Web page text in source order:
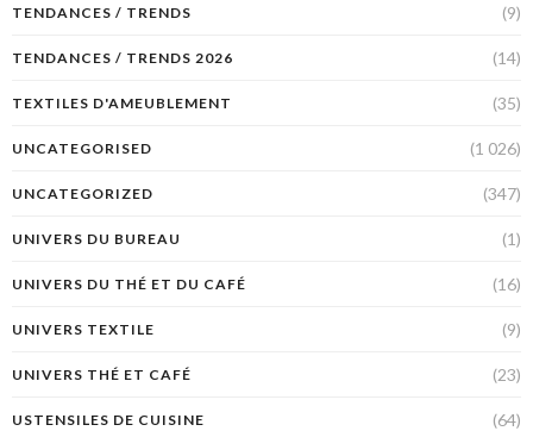
TENDANCES / TRENDS (9)
TENDANCES / TRENDS 2026 (14)
TEXTILES D'AMEUBLEMENT (35)
UNCATEGORISED (1 026)
UNCATEGORIZED (347)
UNIVERS DU BUREAU (1)
UNIVERS DU THÉ ET DU CAFÉ (16)
UNIVERS TEXTILE (9)
UNIVERS THÉ ET CAFÉ (23)
USTENSILES DE CUISINE (64)